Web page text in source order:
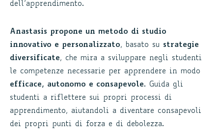
dell’apprendimento.
Anastasis propone un metodo di studio
innovativo e personalizzato, basato su strategie
diversificate, che mira a sviluppare negli studenti
le competenze necessarie per apprendere in modo
efficace, autonomo e consapevole. Guida gli
studenti a riflettere sui propri processi di
apprendimento, aiutandoli a diventare consapevoli
dei propri punti di forza e di debolezza.